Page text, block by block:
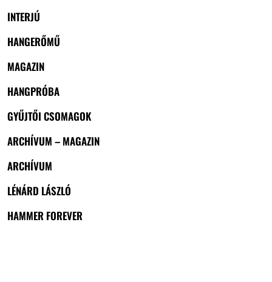
INTERJÚ
HANGERŐMŰ
MAGAZIN
HANGPRÓBA
GYŰJTŐI CSOMAGOK
ARCHÍVUM – MAGAZIN
ARCHÍVUM
LÉNÁRD LÁSZLÓ
HAMMER FOREVER